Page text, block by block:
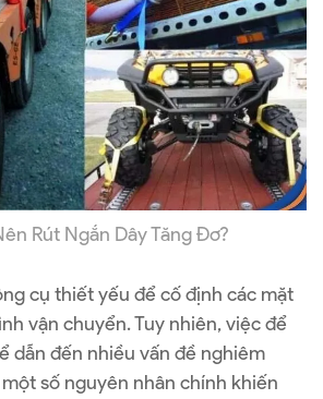
Rút Ngắn Dây Tăng Đơ?
cụ thiết yếu để cố định các mặt
vận chuyển. Tuy nhiên, việc để
dẫn đến nhiều vấn đề nghiêm
số nguyên nhân chính khiến